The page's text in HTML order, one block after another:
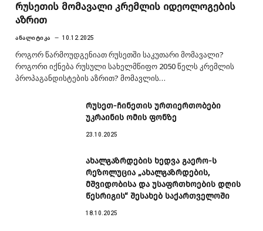
რუსეთის მომავალი კრემლის იდეოლოგების
აზრით
ᲐᲜᲐᲚᲘᲢᲘᲙᲐ 10.12.2025
როგორ წარმოუდგენიათ რუსეთში საკუთარი მომავალი?
როგორი იქნება რუსული სახელმწიფო 2050 წელს კრემლის
პროპაგანდისტების აზრით? მომავლის…
რუსეთ-ჩინეთის ურთიერთობები
უკრაინის ომის ფონზე
23.10.2025
ახალგაზრდების ხედვა გაერო-ს
რეზოლუცია „ახალგაზრდების,
მშვიდობისა და უსაფრთხოების დღის
წესრიგის“ შესახებ საქართველოში
18.10.2025